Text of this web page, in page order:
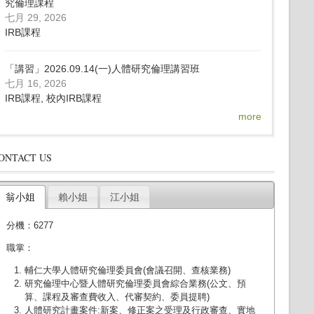
究倫理課程
七月 29, 2026
IRB課程
「講習」2026.09.14(一)人體研究倫理講習班
七月 16, 2026
IRB課程, 校內IRB課程
more
US
翁小姐 賴小姐 江小姐
分機：6277
職掌：
輔仁大學人體研究倫理委員會(會議召開、查核業務)
研究倫理中心暨人體研究倫理委員會綜合業務(公文、預
算、課程及審查費收入、代審契約、委員提聘)
人體研究計畫案件:新案、修正案之受理及行政審查、實地